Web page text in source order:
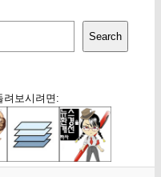
Search
려보시려면: